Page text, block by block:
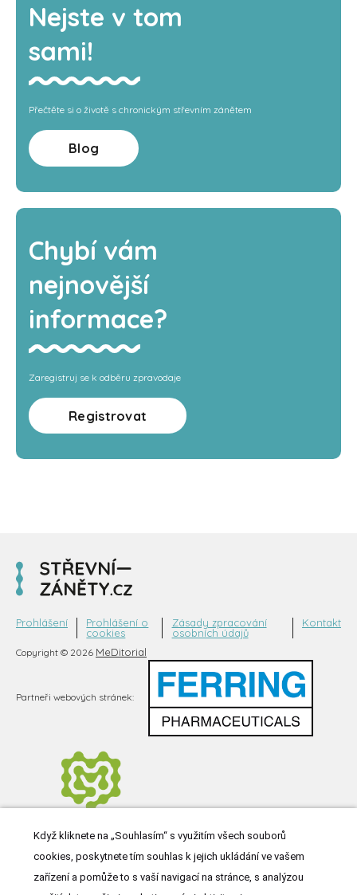
Nejste v tom
sami!
Přečtěte si o životě s chronickým střevním zánětem
Blog
Chybí vám
nejnovější
informace?
Zaregistruj se k odběru zpravodaje
Registrovat
Copyright © 2026 MeDitorial
Prohlášení
Prohlášení o
cookies
Zásady zpracování
osobních údajů
Kontakt
Partneři webových stránek:
Když kliknete na „Souhlasím“ s využitím všech souborů
cookies, poskytnete tím souhlas k jejich ukládání ve vašem
zařízení a pomůže to s vaší navigací na stránce, s analýzou